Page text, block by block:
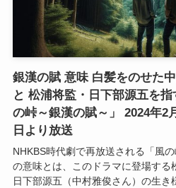
銀漢の賦 意味 白髪をのせた
と 松浦将監・日下部源五を
の峠～銀漢の賦～」 2024年2
日より放送
NHKBS時代劇で再放送される「風
の意味とは、このドラマに登場する
日下部源五（中村雅俊さん）の生き